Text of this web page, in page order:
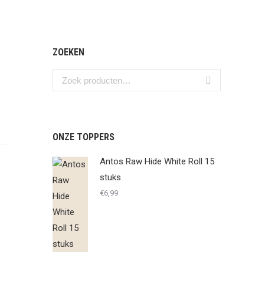
ZOEKEN
ONZE TOPPERS
Antos Raw Hide White Roll 15
stuks
€6,99